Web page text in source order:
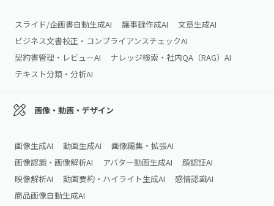
スライド/企画書自動生成AI 議事録作成AI
文章生成AI
ビジネス文書校正・コンプライアンスチェックAI
契約書管理・レビューAI
ナレッジ検索・社内QA（RAG）AI
テキスト分類・分析AI
画像・動画・デザイン
画像生成AI 動画生成AI
画像編集・拡張AI
画像認識・画像解析AI
アバター動画生成AI
顔認証AI
映像解析AI
動画要約・ハイライト生成AI
感情認識AI
商品画像自動生成AI